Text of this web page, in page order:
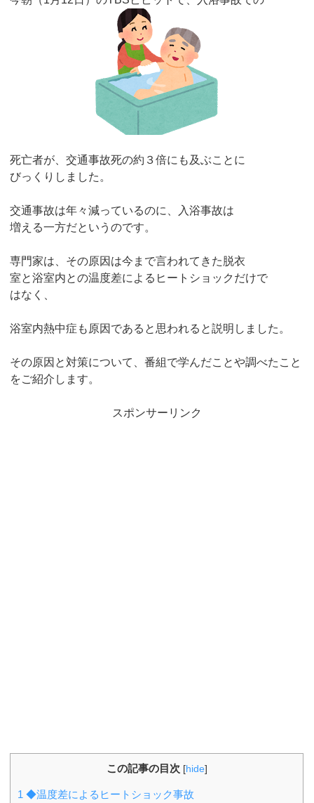
死亡者が、交通事故死の約３倍にも及ぶことに
びっくりしました。
交通事故は年々減っているのに、入浴事故は
増える一方だというのです。
専門家は、その原因は今まで言われてきた脱衣
室と浴室内との温度差によるヒートショックだけで
はなく、
浴室内熱中症も原因であると思われると説明しました。
その原因と対策について、番組で学んだことや調べたこと
をご紹介します。
スポンサーリンク
この記事の目次 [hide]
1 ◆温度差によるヒートショック事故